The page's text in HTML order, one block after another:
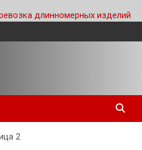
длинномерных изделий
2